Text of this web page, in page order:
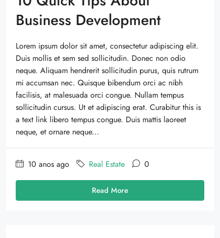
Business Development
Lorem ipsum dolor sit amet, consectetur adipiscing elit.
Duis mollis et sem sed sollicitudin. Donec non odio
neque. Aliquam hendrerit sollicitudin purus, quis rutrum
mi accumsan nec. Quisque bibendum orci ac nibh
facilisis, at malesuada orci congue. Nullam tempus
sollicitudin cursus. Ut et adipiscing erat. Curabitur this is
a text link libero tempus congue. Duis mattis laoreet
neque, et ornare neque...
10 anos ago Real Estate 0
Read More